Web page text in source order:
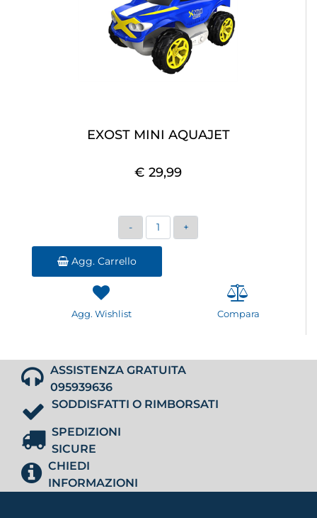
EXOST MINI AQUAJET
€ 29,99
Quantità
Agg. Carrello
Agg. Wishlist Compara
ASSISTENZA GRATUITA
095939636
SODDISFATTI O RIMBORSATI
SPEDIZIONI
SICURE
CHIEDI
INFORMAZIONI